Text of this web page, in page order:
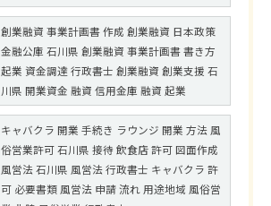
創業融資 事業計画書 作成 創業融資 日本政策
金融公庫 石川県 創業融資 事業計画書 書き方
起業 資金調達 行政書士 創業融資 創業支援 石
川県 開業資金 融資 信用金庫 融資 起業
キャバクラ 開業 手続き ラウンジ 開業 方法 風
俗営業許可 石川県 接待 飲食店 許可 図面作成
風営法 石川県 風営法 行政書士 キャバクラ 許
可 必要書類 風営法 申請 流れ 用途地域 風俗営